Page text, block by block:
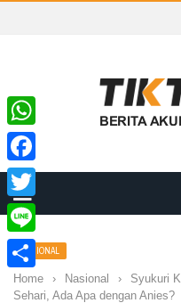
NASIONAL
Home › Nasional ›
Syukuri
Sehari, Ada Apa dengan Anies?
WhatsApp
Facebook
Twitter
Line
Share